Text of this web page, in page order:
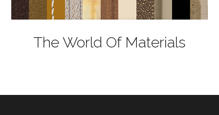
The World Of Materials